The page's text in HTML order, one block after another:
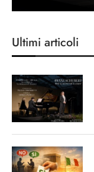
Ultimi articoli